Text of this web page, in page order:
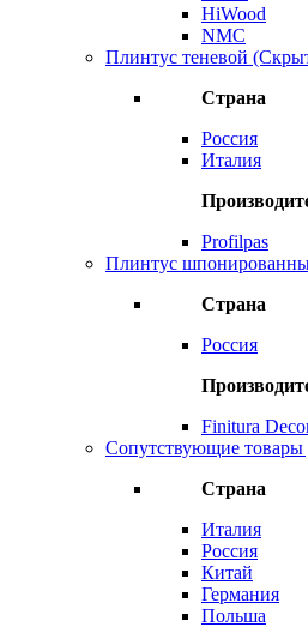
HiWood
NMC
Плинтус теневой
Страна
Россия
Италия
Profilpas
Плинтус
Страна
Россия
Finitura
Сопутствующие товары
Страна
Италия
Россия
Китай
Германия
Польша